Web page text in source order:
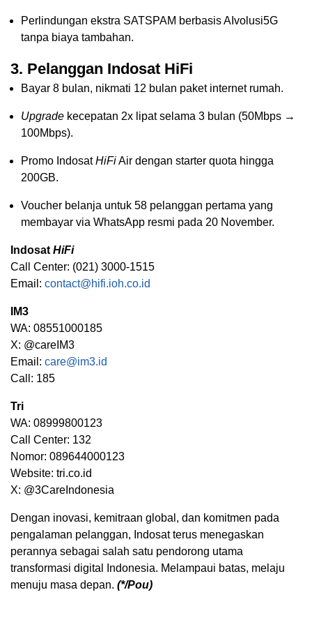
Perlindungan ekstra SATSPAM berbasis AIvolusi5G
tanpa biaya tambahan.
3. Pelanggan Indosat HiFi
Bayar 8 bulan, nikmati 12 bulan paket internet rumah.
Upgrade kecepatan 2x lipat selama 3 bulan (50Mbps →
100Mbps).
Promo IndosatHiFiAir dengan starter quota hingga
200GB.
Voucher belanja untuk 58 pelanggan pertama yang
membayar via WhatsApp resmi pada 20 November.
Indosat HiFi
Call Center: (021) 3000-1515
Email: contact@hifi.ioh.co.id
IM3
WA: 08551000185
X: @careIM3
Email: care@im3.id
Call: 185
Tri
WA: 08999800123
Call Center: 132
Nomor: 089644000123
Website: tri.co.id
X: @3CareIndonesia
Dengan inovasi, kemitraan global, dan komitmen pada
pengalaman pelanggan, Indosat terus menegaskan
perannya sebagai salah satu pendorong utama
transformasi digital Indonesia. Melampaui batas, melaju
menuju masa depan. (*/Pou)